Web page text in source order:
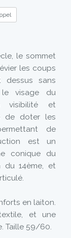
le sommet
les coups
dessus sans
le visage du
visibilité et
de doter les
de
est un
conique du
14ème, et
en laiton.
et une
Taille 59/60.